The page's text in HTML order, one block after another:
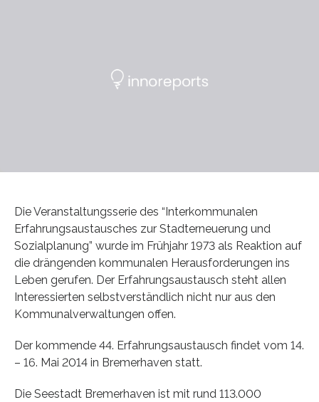
Die Veranstaltungsserie des “Interkommunalen
Erfahrungsaustausches zur Stadterneuerung und
Sozialplanung” wurde im Frühjahr 1973 als Reaktion auf
die drängenden kommunalen Herausforderungen ins
Leben gerufen. Der Erfahrungsaustausch steht allen
Interessierten selbstverständlich nicht nur aus den
Kommunalverwaltungen offen.
Der kommende 44. Erfahrungsaustausch findet vom 14.
– 16. Mai 2014 in Bremerhaven statt.
Die Seestadt Bremerhaven ist mit rund 113.000